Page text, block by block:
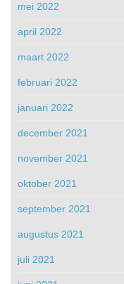
mei 2022
april 2022
maart 2022
februari 2022
januari 2022
december 2021
november 2021
oktober 2021
september 2021
augustus 2021
juli 2021